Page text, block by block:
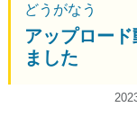
どうがなう
アップロー
ました